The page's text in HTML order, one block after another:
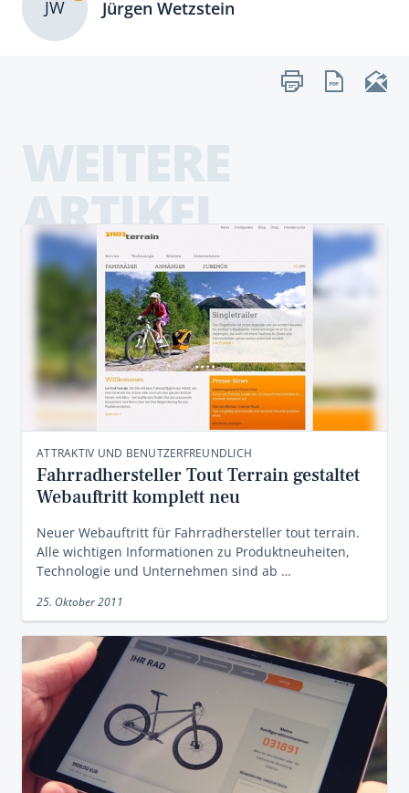
JW Jürgen Wetzstein
ARTIKEL
ATTRAKTIV UND BENUTZERFREUNDLICH
Fahrradhersteller Tout Terrain gestaltet
Webauftritt komplett neu
Neuer Webauftritt für Fahrradhersteller tout terrain.
Alle wichtigen Informationen zu Produktneuheiten,
Technologie und Unternehmen sind ab …
25. Oktober 2011